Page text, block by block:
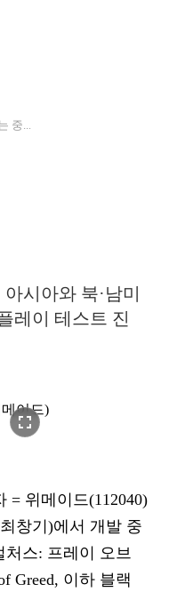
중...
시아와 북·남미
레이 테스트 진
fullscreen
= 위메이드(112040)
창기)에서 개발 중
처스: 프레이 오브
Greed, 이하 블랙